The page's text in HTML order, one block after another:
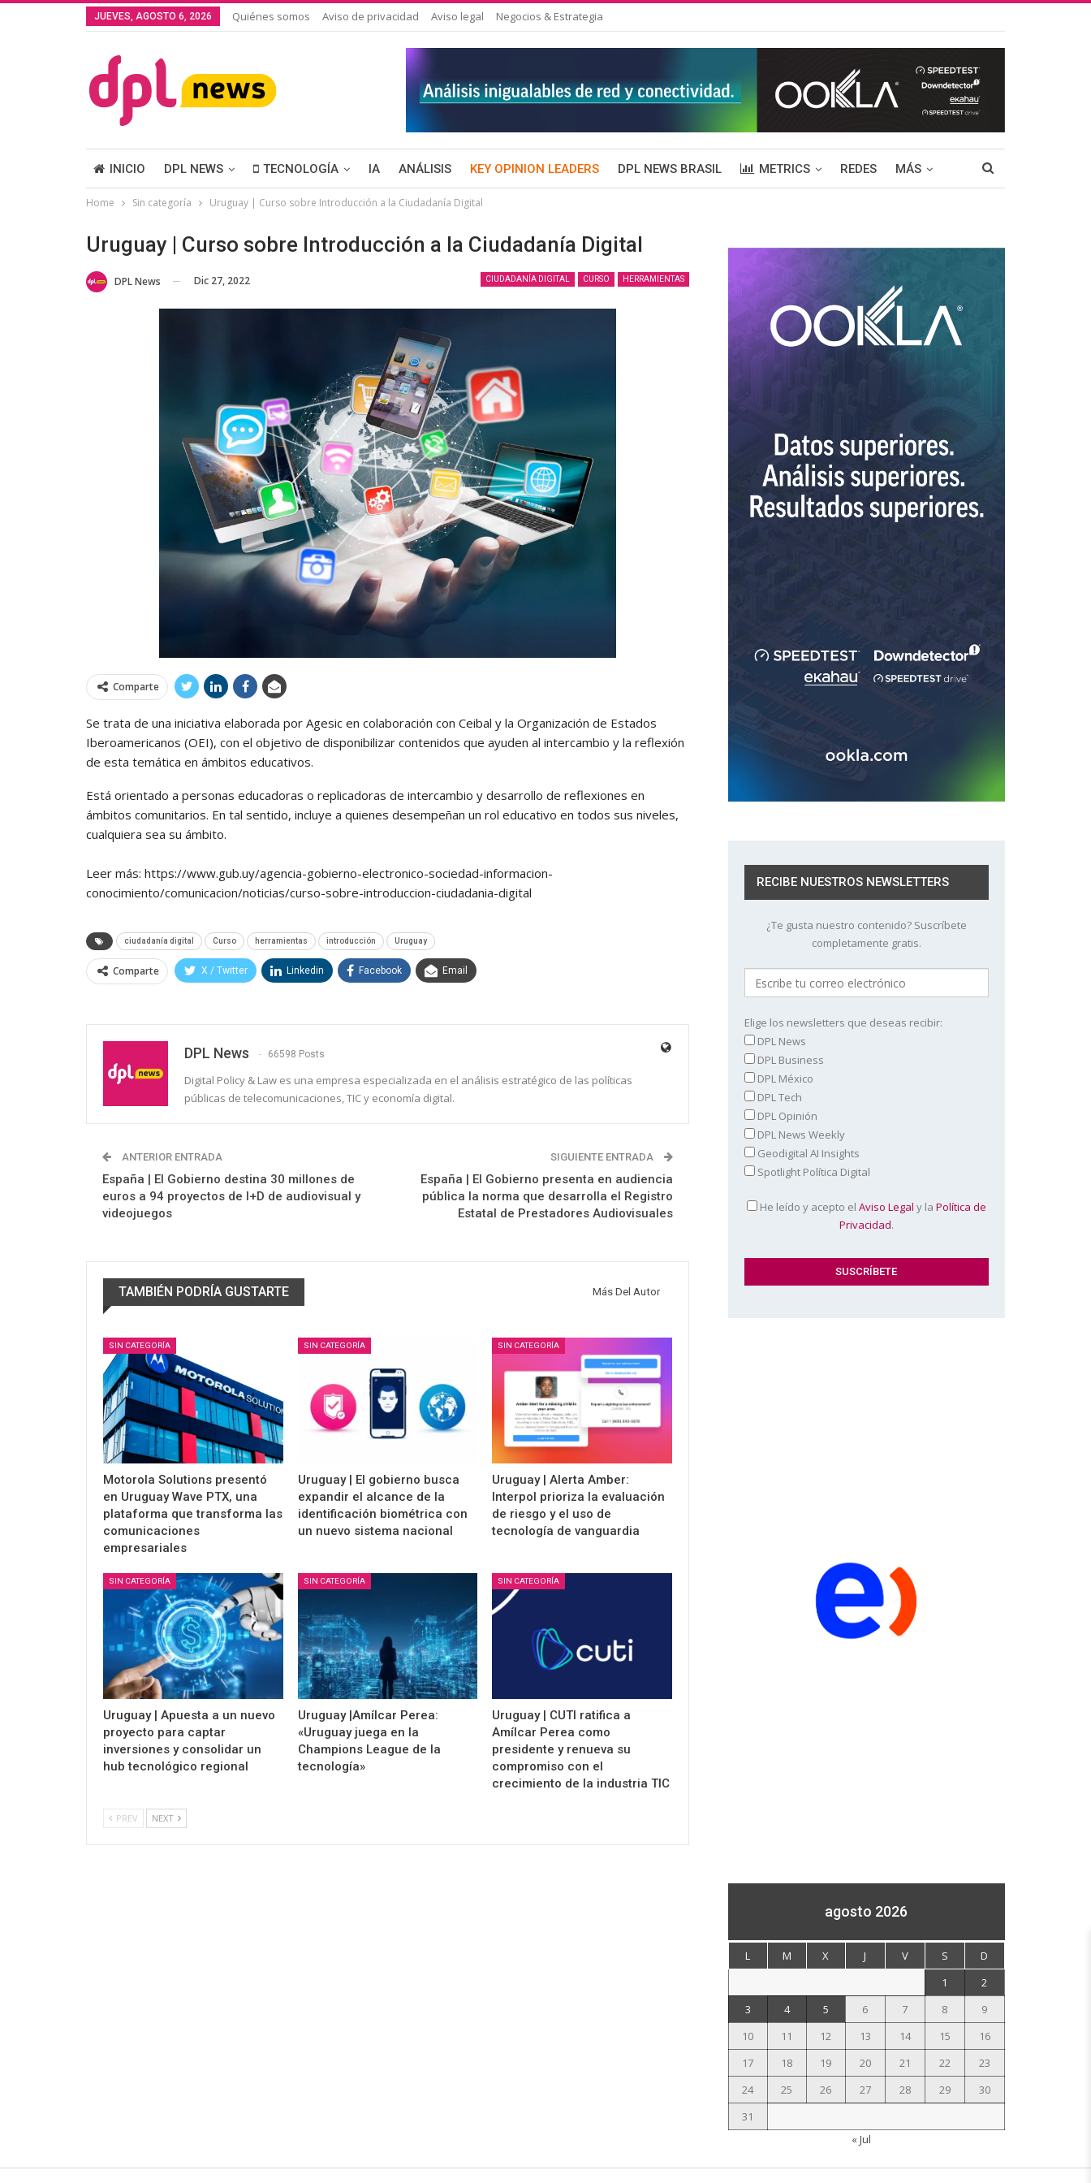
JUEVES, AGOSTO 6, 2026 Quiénes somos Aviso de privacidad Aviso legal Negocios & Estrategia
INICIO DPL NEWS TECNOLOGÍA IA ANÁLISIS KEY OPINION LEADERS DPL NEWS BRASIL METRICS REDES MÁS
Home Sin categoría Uruguay | Curso sobre Introducción a la Ciudadanía Digital
Uruguay | Curso sobre Introducción a la Ciudadanía Digital
CIUDADANÍA DIGITAL CURSO HERRAMIENTAS
DPL News Dic 27, 2022
Comparte
Se trata de una iniciativa elaborada por Agesic en colaboración con Ceibal y la Organización de Estados
Iberoamericanos (OEI), con el objetivo de disponibilizar contenidos que ayuden al intercambio y la reflexión
de esta temática en ámbitos educativos.
Está orientado a personas educadoras o replicadoras de intercambio y desarrollo de reflexiones en
ámbitos comunitarios. En tal sentido, incluye a quienes desempeñan un rol educativo en todos sus niveles,
cualquiera sea su ámbito.
Leer más: https://www.gub.uy/agencia-gobierno-electronico-sociedad-informacion-
conocimiento/comunicacion/noticias/curso-sobre-introduccion-ciudadania-digital
ciudadanía digital Curso herramientas introducción Uruguay
Comparte X / Twitter Linkedin Facebook Email
DPL News 66598 Posts
Digital Policy & Law es una empresa especializada en el análisis estratégico de las políticas
públicas de telecomunicaciones, TIC y economía digital.
ANTERIOR ENTRADA
España | El Gobierno destina 30 millones de
euros a 94 proyectos de I+D de audiovisual y
videojuegos
SIGUIENTE ENTRADA
España | El Gobierno presenta en audiencia
pública la norma que desarrolla el Registro
Estatal de Prestadores Audiovisuales
TAMBIÉN PODRÍA GUSTARTE Más Del Autor
SIN CATEGORÍA
Motorola Solutions presentó
en Uruguay Wave PTX, una
plataforma que transforma las
comunicaciones
empresariales
SIN CATEGORÍA
Uruguay | El gobierno busca
expandir el alcance de la
identificación biométrica con
un nuevo sistema nacional
SIN CATEGORÍA
Uruguay | Alerta Amber:
Interpol prioriza la evaluación
de riesgo y el uso de
tecnología de vanguardia
SIN CATEGORÍA
Uruguay | Apuesta a un nuevo
proyecto para captar
inversiones y consolidar un
hub tecnológico regional
SIN CATEGORÍA
Uruguay |Amílcar Perea:
«Uruguay juega en la
Champions League de la
tecnología»
SIN CATEGORÍA
Uruguay | CUTI ratifica a
Amílcar Perea como
presidente y renueva su
compromiso con el
crecimiento de la industria TIC
PREV NEXT
RECIBE NUESTROS NEWSLETTERS
¿Te gusta nuestro contenido? Suscríbete
completamente gratis.
Elige los newsletters que deseas recibir:
DPL News
DPL Business
DPL México
DPL Tech
DPL Opinión
DPL News Weekly
Geodigital AI Insights
Spotlight Política Digital
He leído y acepto el Aviso Legal y la Política de
Privacidad.
agosto 2026
L M X J V S
D
1
2
3
4 5 6 7 8
9
10
11 12 13 14 15
16
17
18 19 20 21 22
23
24
25 26 27 28 29
30
31
« Jul